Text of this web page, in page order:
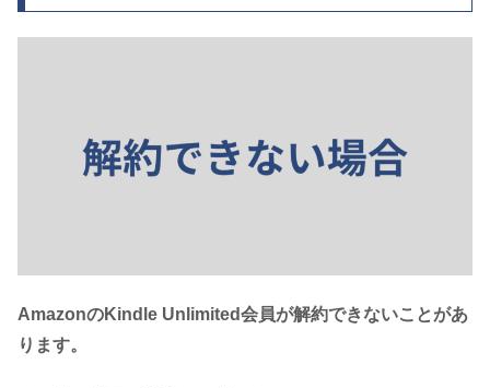
AmazonのKindle Unlimited会員が解約できないことがあ
ります。